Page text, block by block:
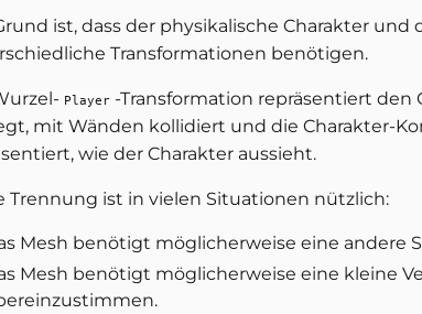
ist, dass der physikalische Charakter
Transformationen benötigen.
Player -Transformation repräsentiert den
mit Wänden kollidiert und die Charakter-
wie der Charakter aussieht.
Trennung ist in vielen Situationen nützlich:
Mesh benötigt möglicherweise eine andere
Mesh benötigt möglicherweise eine kleine